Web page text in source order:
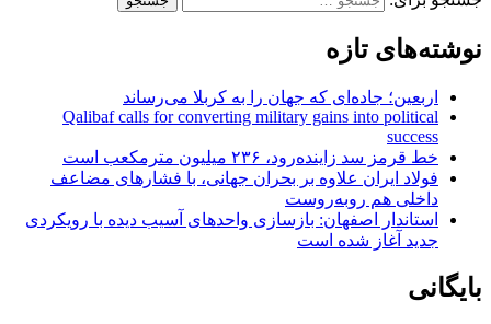
نوشته‌های تازه
اربعین؛ جاده‌ای که جهان را به کربلا می‌رساند
Qalibaf calls for converting military gains into political
success
خط قرمز سد زاینده‌رود، ۲۳۶ میلیون مترمکعب است
فولاد ایران علاوه بر بحران جهانی، با فشارهای مضاعف
داخلی هم روبه‌روست
استاندار اصفهان: بازسازی واحدهای آسیب دیده با رویکردی
جدید آغاز شده است
بایگانی